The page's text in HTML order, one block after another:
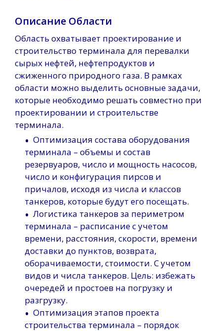
Описание Области
Область охватывает проектирование и
строительство терминала для перевалки
сырых нефтей, нефтепродуктов и
сжиженного природного газа. В рамках
области можно выделить основные задачи,
которые необходимо решать совместно при
проектировании и строительстве
терминала.
• Оптимизация состава оборудования
терминала – объемы и состав
резервуаров, число и мощность насосов,
число и конфигурация пирсов и
причалов, исходя из числа и классов
танкеров, которые будут его посещать.
• Логистика танкеров за периметром
терминала – расписание с учетом
времени, расстояния, скорости, времени
доставки до пунктов, возврата,
оборачиваемости, стоимости. С учетом
видов и числа танкеров. Цель: избежать
очередей и простоев на погрузку и
разгрузку.
• Оптимизация этапов проекта
строительства терминала – порядок